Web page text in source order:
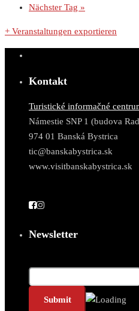
Nächster Tag »
+ Veranstaltungen exportieren
Kontakt
Turistické informačné
Námestie SNP 1 (budova
974 01 Banská Bystrica
tic@banskabystrica.sk
www.visitbanskabystrica.sk
Newsletter